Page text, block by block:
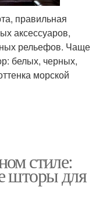
правильная
аксессуаров,
рельефов. Чаще
белых, черных,
морской
стиле:
шторы для